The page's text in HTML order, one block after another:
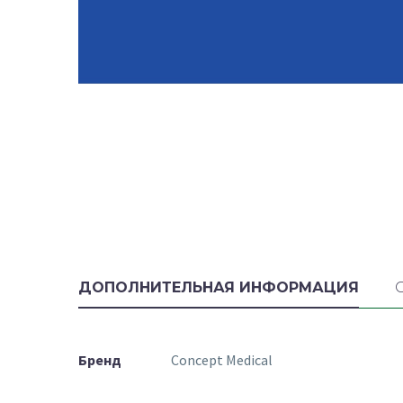
ДОПОЛНИТЕЛЬНАЯ ИНФОРМАЦИЯ
Бренд Concept Medical